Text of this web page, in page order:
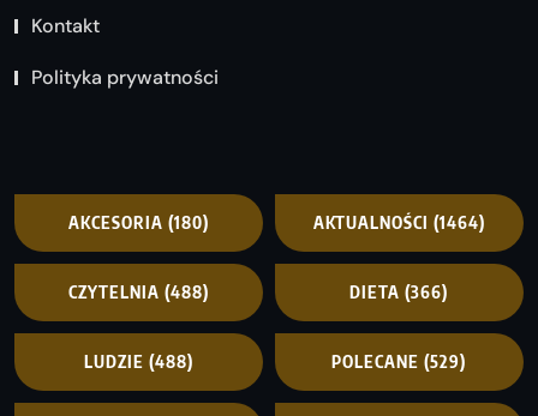
Kontakt
Polityka prywatności
AKCESORIA (180) AKTUALNOŚCI (1464)
CZYTELNIA (488) DIETA (366)
LUDZIE (488) POLECANE (529)